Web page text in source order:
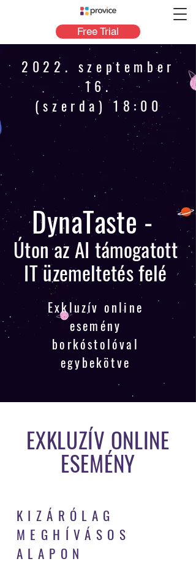
Free Trial
2022. szeptember
16.
(szerda) 18:00
DynaTaste -
Úton az AI támogatott
IT üzemeltetés felé
Exkluzív online
esemény
borkóstolóval
egybekötve
EXKLUZÍV ONLINE
ESEMÉNY
KIZÁRÓLAG
MEGHÍVÁSOS
ALAPON